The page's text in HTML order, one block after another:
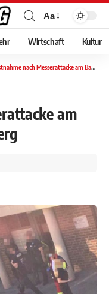
Aa
Wirtschaft Kultur
nach Messerattacke am Bastinsweiher in Stolberg
am